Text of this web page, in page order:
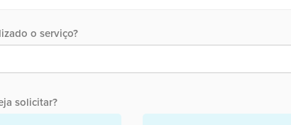
o serviço?
solicitar?